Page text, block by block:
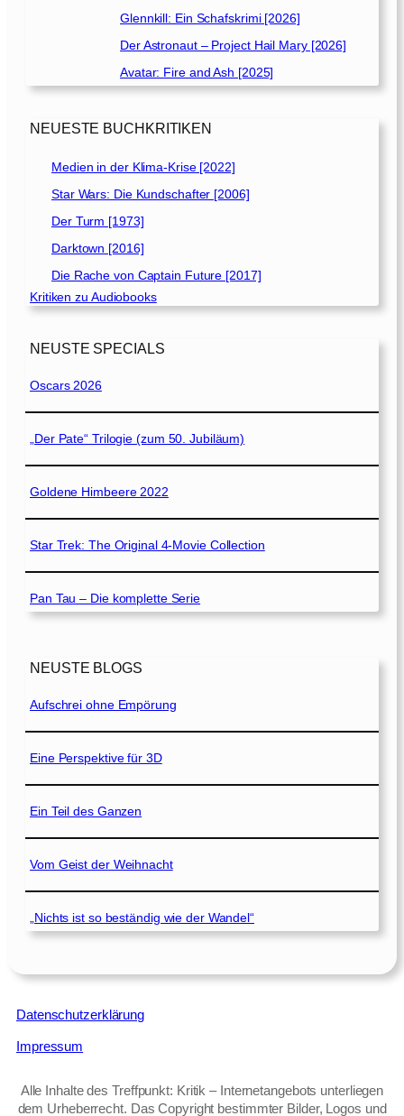
Glennkill: Ein Schafskrimi [2026]
Der Astronaut – Project Hail Mary [2026]
Avatar: Fire and Ash [2025]
NEUESTE BUCHKRITIKEN
Medien in der Klima-Krise [2022]
Star Wars: Die Kundschafter [2006]
Der Turm [1973]
Darktown [2016]
Die Rache von Captain Future [2017]
Kritiken zu Audiobooks
NEUSTE SPECIALS
Oscars 2026
„Der Pate“ Trilogie (zum 50. Jubiläum)
Goldene Himbeere 2022
Star Trek: The Original 4-Movie Collection
Pan Tau – Die komplette Serie
NEUSTE BLOGS
Aufschrei ohne Empörung
Eine Perspektive für 3D
Ein Teil des Ganzen
Vom Geist der Weihnacht
„Nichts ist so beständig wie der Wandel“
Datenschutzerklärung
Impressum
Alle Inhalte des Treffpunkt: Kritik – Internetangebots unterliegen
dem Urheberrecht. Das Copyright bestimmter Bilder, Logos und